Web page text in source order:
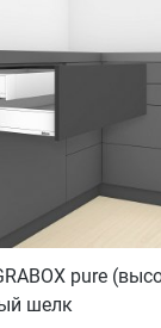
pure
шелк